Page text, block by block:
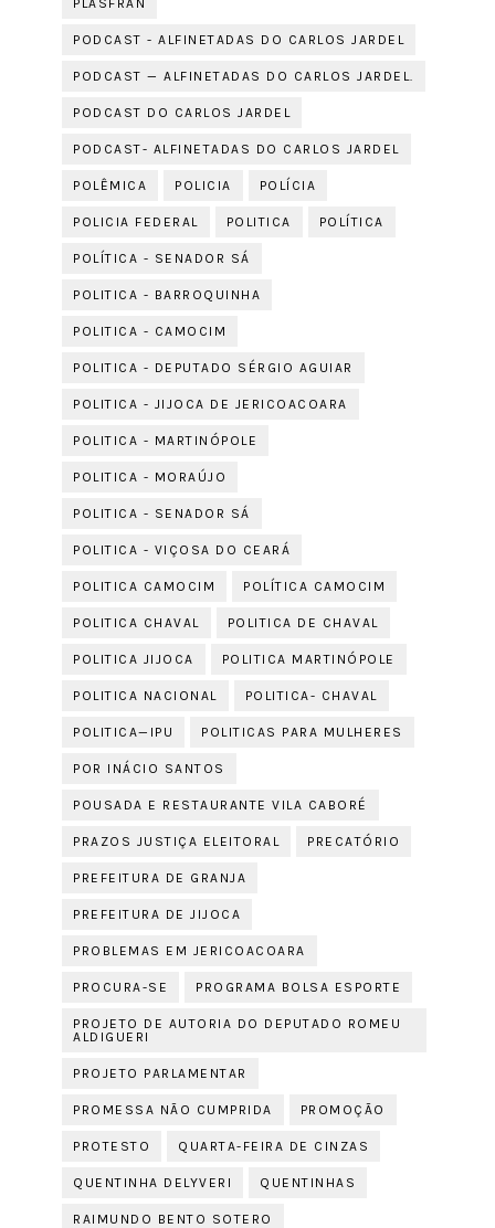
PLASFRAN
PODCAST - ALFINETADAS DO CARLOS JARDEL
PODCAST — ALFINETADAS DO CARLOS JARDEL.
PODCAST DO CARLOS JARDEL
PODCAST- ALFINETADAS DO CARLOS JARDEL
POLÊMICA POLICIA POLÍCIA
POLICIA FEDERAL POLITICA POLÍTICA
POLÍTICA - SENADOR SÁ
POLITICA - BARROQUINHA
POLITICA - CAMOCIM
POLITICA - DEPUTADO SÉRGIO AGUIAR
POLITICA - JIJOCA DE JERICOACOARA
POLITICA - MARTINÓPOLE
POLITICA - MORAÚJO
POLITICA - SENADOR SÁ
POLITICA - VIÇOSA DO CEARÁ
POLITICA CAMOCIM POLÍTICA CAMOCIM
POLITICA CHAVAL POLITICA DE CHAVAL
POLITICA JIJOCA POLITICA MARTINÓPOLE
POLITICA NACIONAL POLITICA- CHAVAL
POLITICA—IPU POLITICAS PARA MULHERES
POR INÁCIO SANTOS
POUSADA E RESTAURANTE VILA CABORÉ
PRAZOS JUSTIÇA ELEITORAL PRECATÓRIO
PREFEITURA DE GRANJA
PREFEITURA DE JIJOCA
PROBLEMAS EM JERICOACOARA
PROCURA-SE PROGRAMA BOLSA ESPORTE
PROJETO DE AUTORIA DO DEPUTADO ROMEU
ALDIGUERI
PROJETO PARLAMENTAR
PROMESSA NÃO CUMPRIDA PROMOÇÃO
PROTESTO QUARTA-FEIRA DE CINZAS
QUENTINHA DELYVERI QUENTINHAS
RAIMUNDO BENTO SOTERO